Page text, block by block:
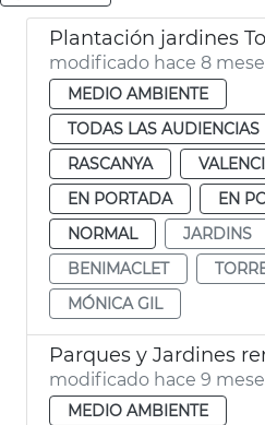
modificado hace 8
MEDIO AMBIENTE
TODAS LAS AUDIENCIAS
RASCANYA
EN PORTADA
EN
NORMAL
JARDINS
BENIMACLET
MÓNICA GIL
modificado hace 9
MEDIO AMBIENTE